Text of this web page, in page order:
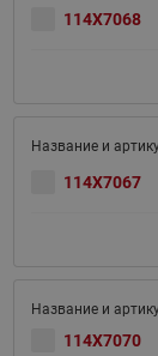
114X7068
114X7067
114X7070